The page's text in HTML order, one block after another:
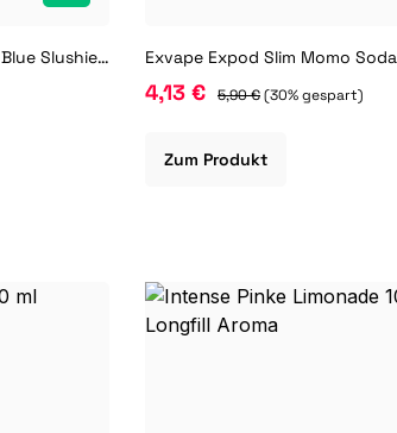
Exvape Expod Slim Keep it 100 Blue Slushie Lemonade 2 ml Prefilled Pod
4,13 € 5,90 €(30% gespart)
Zum Produkt